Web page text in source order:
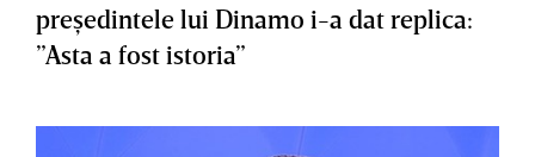
preşedintele lui Dinamo i-a dat replica:
”Asta a fost istoria”